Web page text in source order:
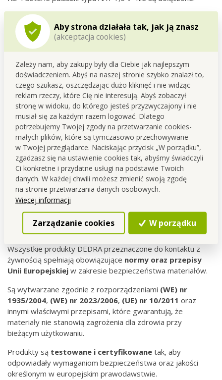
Aby strona działała tak, jak ją znasz
(akceptacja cookies)
Zależy nam, aby zakupy były dla Ciebie jak najlepszym
doświadczeniem. Abyś na naszej stronie szybko znalazł to,
czego szukasz, oszczędzając dużo kliknięć i nie widząc
reklam rzeczy, które Cię nie interesują. Abyś zobaczył
stronę w widoku, do którego jesteś przyzwyczajony i nie
musiał się za każdym razem logować. Dlatego
potrzebujemy Twojej zgody na przetwarzanie cookies-
małych plików, które są tymczasowo przechowywane
w Twojej przeglądarce. Naciskając przycisk „W porządku”,
zgadzasz się na ustawienie cookies tak, abyśmy świadczyli
Ci konkretne i przydatne usługi na podstawie Twoich
danych. W każdej chwili możesz zmienić swoją zgodę
na stronie przetwarzania danych osobowych.
Więcej informacji
Zarządzanie cookies W porządku
Wysokość: 22 cm, średnica dolna: 5 cm.
Okres gwarancji 24 miesiące.
Produkty przeznaczone do kontaktu z
żywnością
Wszystkie produkty DEDRA przeznaczone do kontaktu z
żywnością spełniają obowiązujące normy oraz przepisy
Unii Europejskiej w zakresie bezpieczeństwa materiałów.
Są wytwarzane zgodnie z rozporządzeniami (WE) nr
1935/2004, (WE) nr 2023/2006, (UE) nr 10/2011 oraz
innymi właściwymi przepisami, które gwarantują, że
materiały nie stanowią zagrożenia dla zdrowia przy
bieżącym użytkowaniu.
Produkty są testowane i certyfikowane tak, aby
odpowiadały wymaganiom bezpieczeństwa oraz jakości
określonym w europejskim prawodawstwie.